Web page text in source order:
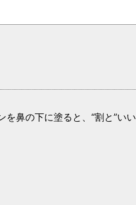
鼻の下に塗ると、“割と”いい